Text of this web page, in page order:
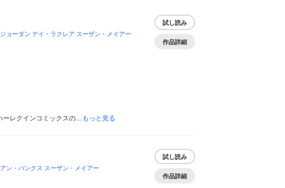
ョーダン デイ・ラクレア スーザン・メイアー
試し読み
作品詳細
ーレクインコミックスの…もっと見る
ン・バンクス スーザン・メイアー
試し読み
作品詳細